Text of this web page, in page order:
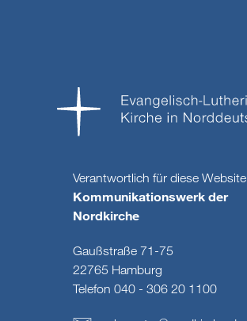
Verantwortlich für diese Website
Kommunikationswerk der
Nordkirche
Gaußstraße 71-75
22765 Hamburg
Telefon 040 - 306 20 1100